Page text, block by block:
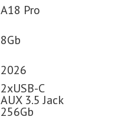
A18 Pro
8Gb
2026
2xUSB-C
AUX 3.5 Jack
256Gb